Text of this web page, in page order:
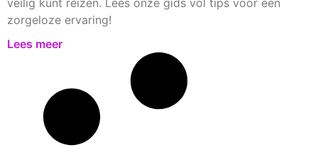
veilig kunt reizen. Lees onze gids vol tips voor een
zorgeloze ervaring!
Lees meer